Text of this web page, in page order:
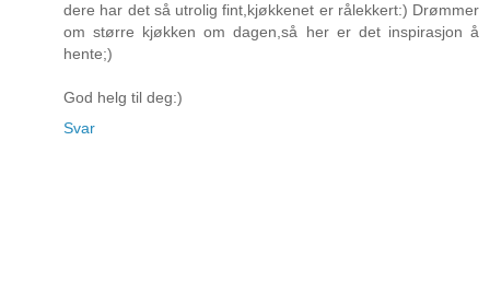
dere har det så utrolig fint,kjøkkenet er rålekkert:) Drømmer
om større kjøkken om dagen,så her er det inspirasjon å
hente;)
God helg til deg:)
Svar